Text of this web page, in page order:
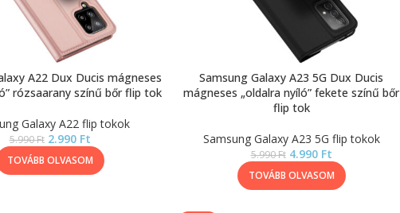
A22 Dux Ducis mágneses
rózsaarany színű bőr flip tok
Galaxy A22 flip tokok
5.990Ft 2.990 Ft
TOVÁBB OLVASOM
Samsung Galaxy A23 5G Dux Ducis
mágneses „oldalra nyíló” fekete színű bőr
flip tok
Samsung Galaxy A23 5G flip tokok
5.990Ft 4.990 Ft
TOVÁBB OLVASOM